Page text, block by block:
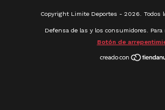
Copyright Limite Deportes - 2026. Todos
Defensa de las y los consumidores. Para
Botón de